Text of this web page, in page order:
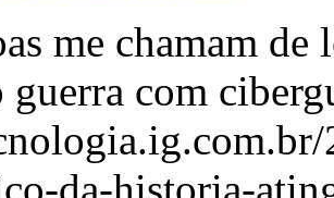
me chamam
guerra com
da-historia-